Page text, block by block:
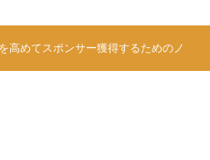
高めてスポンサー獲得するためのノ